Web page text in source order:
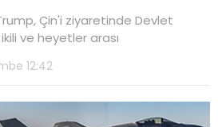
Çin'i ziyaretinde Devlet
ve heyetler arası
12:42